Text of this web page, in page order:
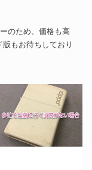
のため、価格も高
もお待ちしており